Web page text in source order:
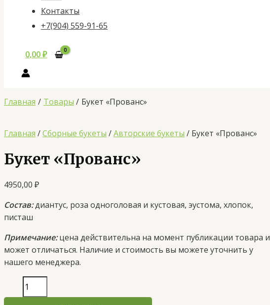
Контакты
+7(904) 559-91-65
0,00₽
Главная Товары Букет «Прованс»
Главная /Сборные букеты /Авторские букеты / Букет «Прованс»
Букет «Прованс»
4950,00 ₽
Состав:диантус, роза одноголовая и кустовая, эустома, хлопок,
писташ
Примечание:цена действительна на момент публикации товара и
может отличаться. Наличие и стоимость вы можете уточнить у
нашего менеджера.